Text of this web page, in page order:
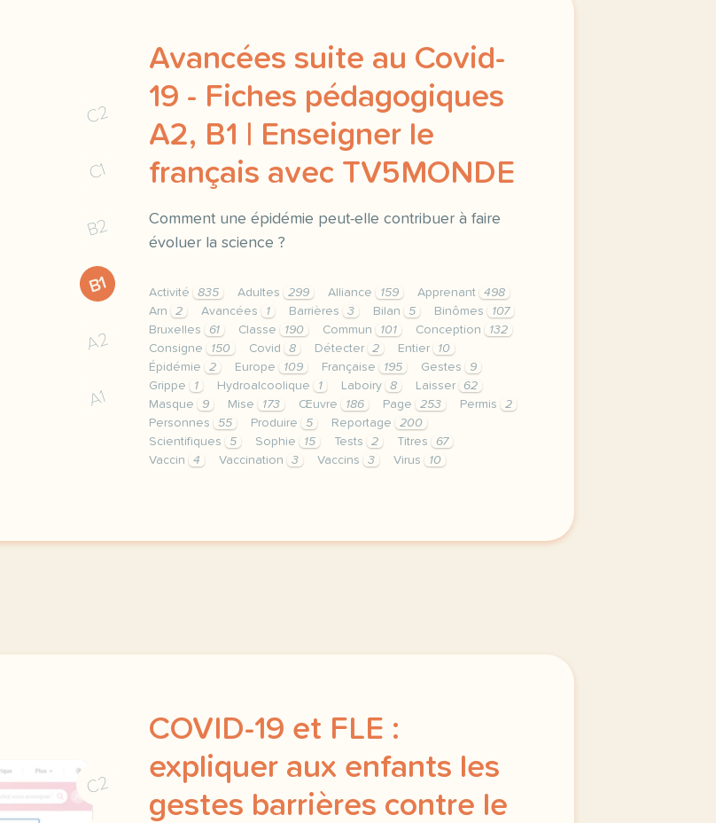
C2
C1
B2
B1
A2
A1
Avancées suite au Covid-
19 - Fiches pédagogiques
A2, B1 | Enseigner le
français avec TV5MONDE
Comment une épidémie peut-elle contribuer à faire
évoluer la science ?
Activité 835 Adultes 299 Alliance 159 Apprenant
498
Arn
2 Avancées 1 Barrières 3 Bilan 5 Binômes
107
Bruxelles
61 Classe 190 Commun 101 Conception
132
Consigne
150 Covid 8 Détecter 2 Entier
10
Épidémie
2 Europe 109 Française 195 Gestes
9
Grippe
1 Hydroalcoolique 1 Laboiry 8 Laisser
62
Masque
9 Mise 173 Œuvre 186 Page 253 Permis
2
Personnes
55 Produire 5 Reportage
200
Scientifiques
5 Sophie 15 Tests 2 Titres
67
Vaccin
4 Vaccination 3 Vaccins 3 Virus 10
C2
COVID-19 et FLE :
expliquer aux enfants les
gestes barrières contre le